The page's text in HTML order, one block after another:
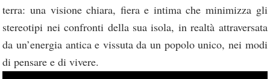
terra: una visione chiara, fiera e intima che minimizza gli
stereotipi nei confronti della sua isola, in realtà attraversata
da un’energia antica e vissuta da un popolo unico, nei modi
di pensare e di vivere.